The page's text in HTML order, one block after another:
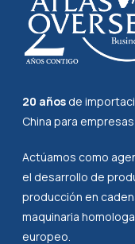
20 años de
China para
Actúamos como
el desarrollo de
producción en
maquinaria
europeo.